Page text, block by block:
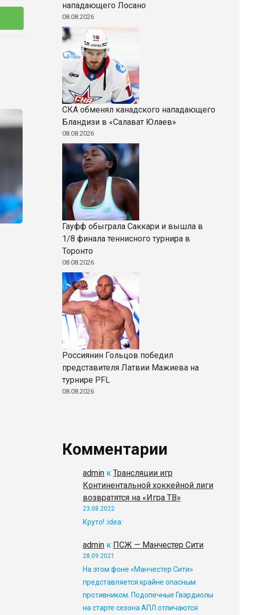
нападающего Лосано
08.08.2026
СКА обменял канадского нападающего
Бландизи в «Салават Юлаев»
08.08.2026
Гауфф обыграла Саккари и вышла в
1/8 финала теннисного турнира в
Торонто
08.08.2026
Россиянин Гольцов победил
представителя Латвии Мажиева на
турнире PFL
08.08.2026
Комментарии
admin к Трансляции игр
Континентальной хоккейной лиги
возвратятся на «Игра ТВ»
23.08.2022
Круто! :idea:
admin к ПСЖ — Манчестер Сити
28.09.2021
На этом фоне «Манчестер Сити»
представляется крайне опасным
противником. Подопечные Гвардиолы
на старте сезона АПЛ отличаются